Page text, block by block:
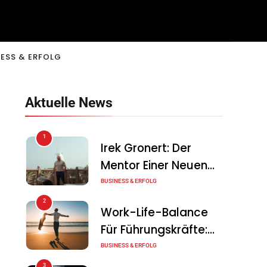
& ERFOLG
Aktuelle News
1
Irek Gronert: Der
Mentor Einer Neuen
Generation Von
BUSINESS & ERFOLG
2
Work-Life-Balance
Für Führungskräfte:
Illusion Oder Echte
BUSINESS & ERFOLG
3